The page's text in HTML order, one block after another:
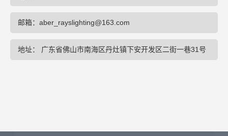
邮箱：aber_rayslighting@163.com
地址： 广东省佛山市南海区丹灶镇下安开发区二街一巷31号